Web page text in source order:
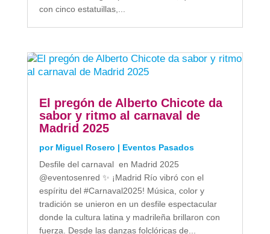
con cinco estatuillas,...
El pregón de Alberto Chicote da
sabor y ritmo al carnaval de
Madrid 2025
por Miguel Rosero | Eventos Pasados
Desfile del carnaval en Madrid 2025
@eventosenred ✨ ¡Madrid Río vibró con el
espíritu del #Carnaval2025! Música, color y
tradición se unieron en un desfile espectacular
donde la cultura latina y madrileña brillaron con
fuerza. Desde las danzas folclóricas de...